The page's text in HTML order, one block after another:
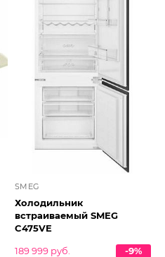
SMEG
Холодильник
встраиваемый SMEG
C475VE
189 999 руб.
-9%